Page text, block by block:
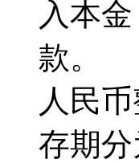
入本
款。
人民
存期